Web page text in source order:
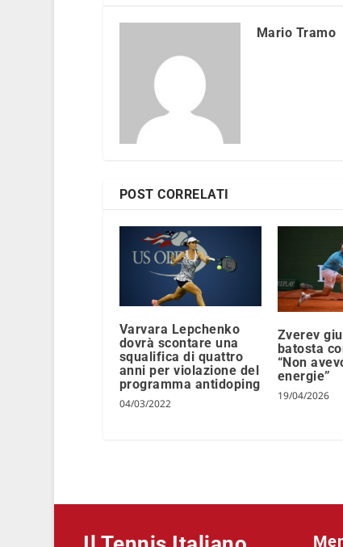
Mario Tramo
POST CORRELATI
Varvara Lepchenko
dovrà scontare una
squalifica di quattro
anni per violazione del
programma antidoping
04/03/2022
Zverev
batosta
“Non
energie”
19/04/2026